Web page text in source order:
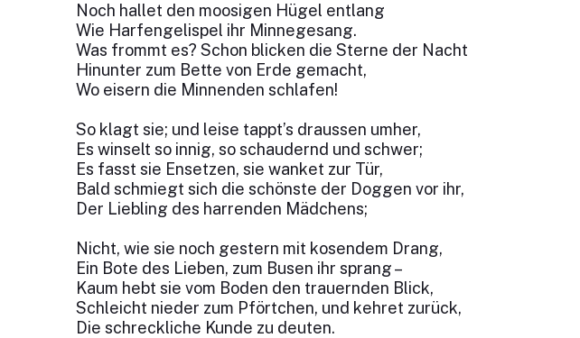
Noch hallet den moosigen Hügel entlang
Wie Harfengelispel ihr Minnegesang.
Was frommt es? Schon blicken die Sterne der Nacht
Hinunter zum Bette von Erde gemacht,
Wo eisern die Minnenden schlafen!
So klagt sie; und leise tappt’s draussen umher,
Es winselt so innig, so schaudernd und schwer;
Es fasst sie Ensetzen, sie wanket zur Tür,
Bald schmiegt sich die schönste der Doggen vor ihr,
Der Liebling des harrenden Mädchens;
Nicht, wie sie noch gestern mit kosendem Drang,
Ein Bote des Lieben, zum Busen ihr sprang –
Kaum hebt sie vom Boden den trauernden Blick,
Schleicht nieder zum Pförtchen, und kehret zurück,
Die schreckliche Kunde zu deuten.